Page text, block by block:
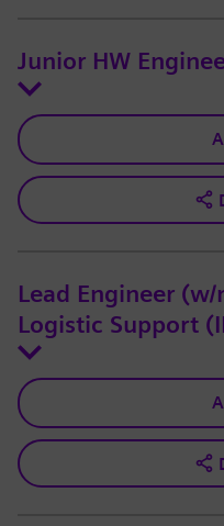
Junior HW
Lead Engineer
Logistic Support